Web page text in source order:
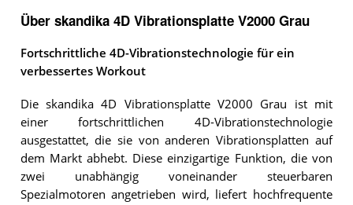
Über skandika 4D Vibrationsplatte V2000 Grau
Fortschrittliche 4D-Vibrationstechnologie für ein
verbessertes Workout
Die skandika 4D Vibrationsplatte V2000 Grau ist mit
einer fortschrittlichen 4D-Vibrationstechnologie
ausgestattet, die sie von anderen Vibrationsplatten auf
dem Markt abhebt. Diese einzigartige Funktion, die von
zwei unabhängig voneinander steuerbaren
Spezialmotoren angetrieben wird, liefert hochfrequente